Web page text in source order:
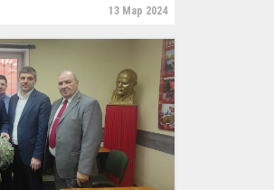
13 Мар 2024